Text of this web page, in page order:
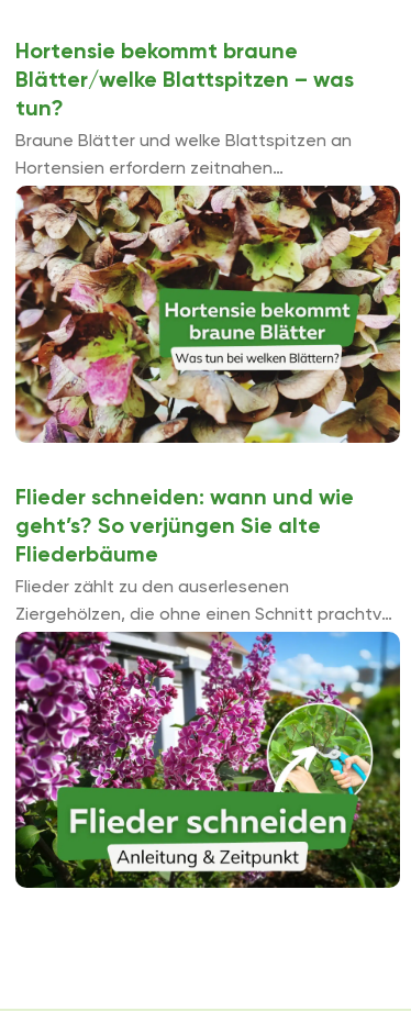
Hortensie bekommt braune
Blätter/welke Blattspitzen – was
tun?
Braune Blätter und welke Blattspitzen an
Hortensien erfordern zeitnahen
Handlungsbedarf. Die malerische Blütenpracht
ist zwingend angewiesen auf die Versorgung
durch ein gesundes, vitales Laub. Da das
Schadbild aus ...
Flieder schneiden: wann und wie
geht’s? So verjüngen Sie alte
Fliederbäume
Flieder zählt zu den auserlesenen
Ziergehölzen, die ohne einen Schnitt prachtvoll
blühen. Gleichwohl gibt es wichtige Gründe,
einen Fliederbaum zu beschneiden. Mitunter ist
es sogar nicht ...